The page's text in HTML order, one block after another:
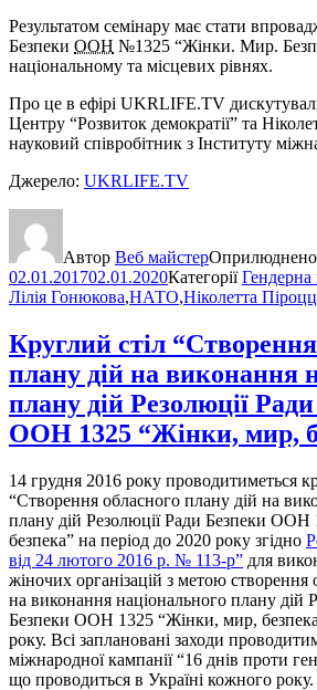
Результатом семінару має стати
Безпеки ООН №1325 “Жінки. Мир.
національному та місцевих рівнях.
Про це в ефірі UKRLIFE.TV
Центру “Розвиток демократії” та
науковий співробітник з Інституту
Джерело: UKRLIFE.TV
Автор Веб майстерОприлюднено
02.01.201702.01.2020КатегоріїГендерна
Лілія Гонюкова,НАТО,Ніколетта
Круглий стіл
плану дій на виконання
плану дій Резолюції
ООН 1325 “Жінки, мир,
14 грудня 2016 року проводитиметься
“Створення обласного плану дій на
плану дій Резолюції Ради Безпеки
безпека” на період до 2020 року згідно
від 24 лютого 2016 р. № 113-р” для
жіночих організацій з метою створення
на виконання національного плану дій
Безпеки ООН 1325 “Жінки, мир,
року. Всі заплановані заходи
міжнародної кампанії “16 днів проти
що проводиться в Україні кожного року.